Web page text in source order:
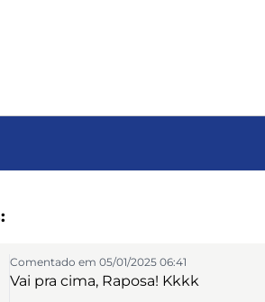
Comentado em 05/01/2025 06:41
Vai pra cima, Raposa! Kkkk